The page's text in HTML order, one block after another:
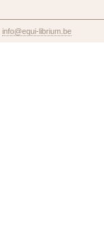
info@equi-librium.be